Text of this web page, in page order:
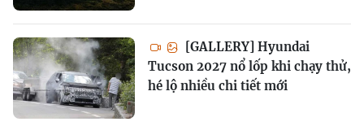
[GALLERY] Hyundai
Tucson 2027 nổ lốp khi chạy thử,
hé lộ nhiều chi tiết mới